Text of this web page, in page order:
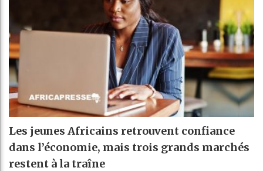
Les jeunes Africains retrouvent confiance
dans l’économie, mais trois grands marchés
restent à la traîne